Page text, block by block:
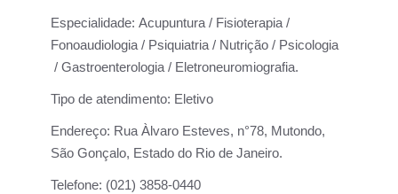
Especialidade: Acupuntura / Fisioterapia /
Fonoaudiologia / Psiquiatria / Nutrição / Psicologia
/ Gastroenterologia / Eletroneuromiografia.
Tipo de atendimento: Eletivo
Endereço: Rua Àlvaro Esteves, n°78, Mutondo,
São Gonçalo, Estado do Rio de Janeiro.
Telefone: (021) 3858-0440